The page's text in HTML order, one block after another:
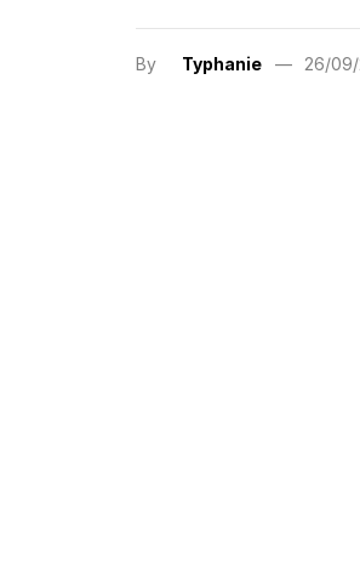
By Typhanie 26/09/